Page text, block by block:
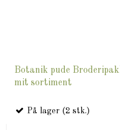
Botanik pude
mit sortiment
På lager (2 stk.)